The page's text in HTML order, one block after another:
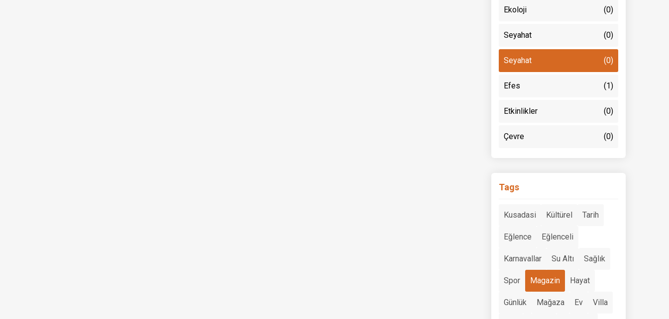
Ekoloji (0)
Seyahat (0)
Seyahat (0)
Efes (1)
Etkinlikler (0)
Çevre (0)
Tags
Kusadasi Kültürel Tarih
Eğlence Eğlenceli
Karnavallar Su Altı Sağlık
Spor Magazin Hayat
Günlük Mağaza Ev Villa